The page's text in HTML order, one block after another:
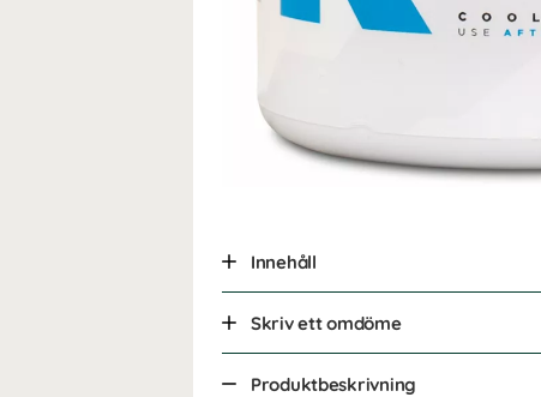
Innehåll
Skriv ett omdöme
Produktbeskrivning